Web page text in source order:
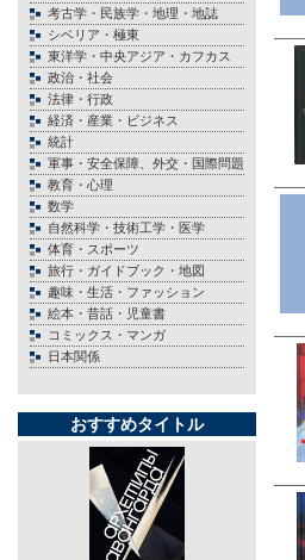
考古学・民族学・地理・地誌
シベリア・極東
東洋学・中央アジア・カフカス
政治・社会
法律・行政
経済・産業・ビジネス
統計
軍事・安全保障、外交・国際問題
教育・心理
数学
自然科学・技術工学・医学
体育・スポーツ
旅行・ガイドブック・地図
趣味・生活・ファッション
絵本・昔話・児童書
コミックス・マンガ
日本関係
おすすめタイトル